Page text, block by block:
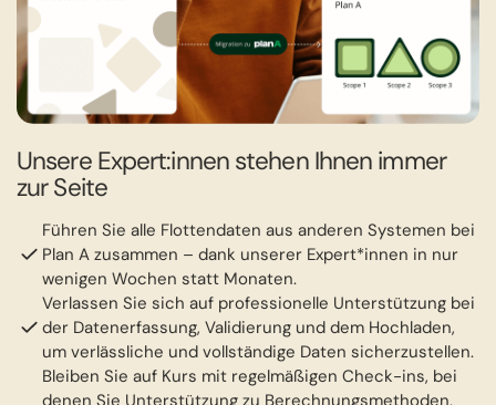
Unsere Expert:innen stehen Ihnen immer
zur Seite
Führen Sie alle Flottendaten aus anderen Systemen bei
Plan A zusammen – dank unserer Expert*innen in nur
wenigen Wochen statt Monaten.
Verlassen Sie sich auf professionelle Unterstützung bei
der Datenerfassung, Validierung und dem Hochladen,
um verlässliche und vollständige Daten sicherzustellen.
Bleiben Sie auf Kurs mit regelmäßigen Check-ins, bei